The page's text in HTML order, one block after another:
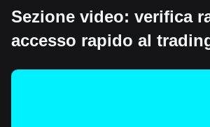
Sezione video: verifica
accesso rapido al